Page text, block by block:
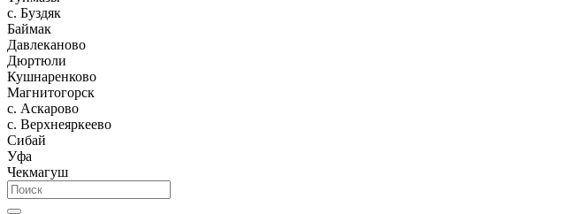
c. Буздяк
Баймак
Давлеканово
Дюртюли
Кушнаренково
Магнитогорск
с. Аскарово
с. Верхнеяркеево
Сибай
Уфа
Чекмагуш